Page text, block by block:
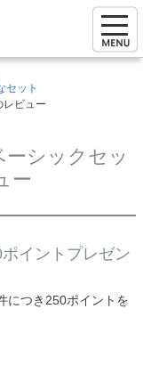
セット
レビュー
シックセッ
ー
イントプレゼン
につき250ポイントを